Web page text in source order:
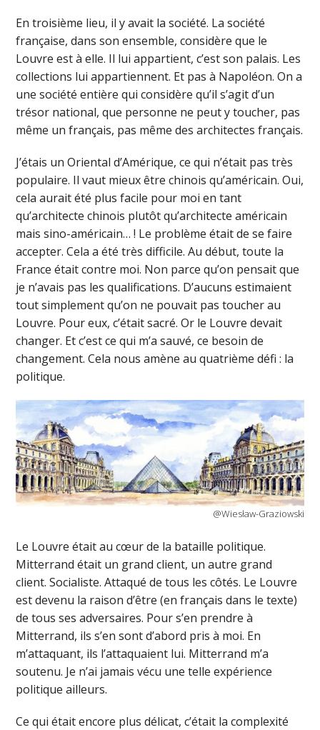
En troisième lieu, il y avait la société. La société
française, dans son ensemble, considère que le
Louvre est à elle. Il lui appartient, c’est son palais. Les
collections lui appartiennent. Et pas à Napoléon. On a
une société entière qui considère qu’il s’agit d’un
trésor national, que personne ne peut y toucher, pas
même un français, pas même des architectes français.
J’étais un Oriental d’Amérique, ce qui n’était pas très
populaire. Il vaut mieux être chinois qu’américain. Oui,
cela aurait été plus facile pour moi en tant
qu’architecte chinois plutôt qu’architecte américain
mais sino-américain… ! Le problème était de se faire
accepter. Cela a été très difficile. Au début, toute la
France était contre moi. Non parce qu’on pensait que
je n’avais pas les qualifications. D’aucuns estimaient
tout simplement qu’on ne pouvait pas toucher au
Louvre. Pour eux, c’était sacré. Or le Louvre devait
changer. Et c’est ce qui m’a sauvé, ce besoin de
changement. Cela nous amène au quatrième défi : la
politique.
@Wiesław-Graziowski
Le Louvre était au cœur de la bataille politique.
Mitterrand était un grand client, un autre grand
client. Socialiste. Attaqué de tous les côtés. Le Louvre
est devenu la raison d’être (en français dans le texte)
de tous ses adversaires. Pour s’en prendre à
Mitterrand, ils s’en sont d’abord pris à moi. En
m’attaquant, ils l’attaquaient lui. Mitterrand m’a
soutenu. Je n’ai jamais vécu une telle expérience
politique ailleurs.
Ce qui était encore plus délicat, c’était la complexité